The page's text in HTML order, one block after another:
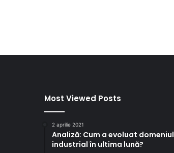
Most Viewed Posts
2 aprilie 2021
Analiză: Cum a evoluat domeniul
industrial în ultima lună?